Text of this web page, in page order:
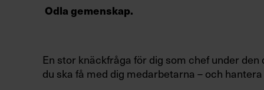
Odla gemenskap.
En stor knäckfråga för dig som chef under
du ska få med dig medarbetarna – och